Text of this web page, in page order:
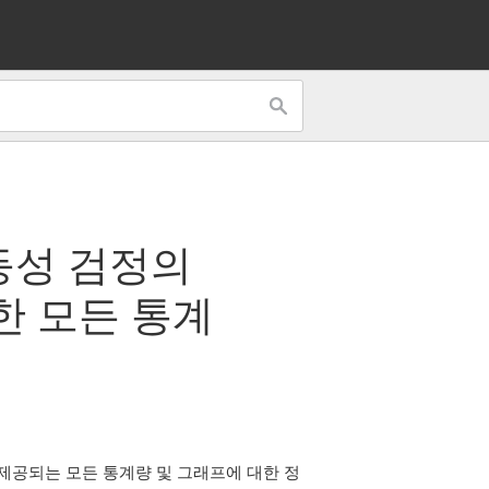
검정의
모든 통계
공되는 모든 통계량 및 그래프에 대한 정